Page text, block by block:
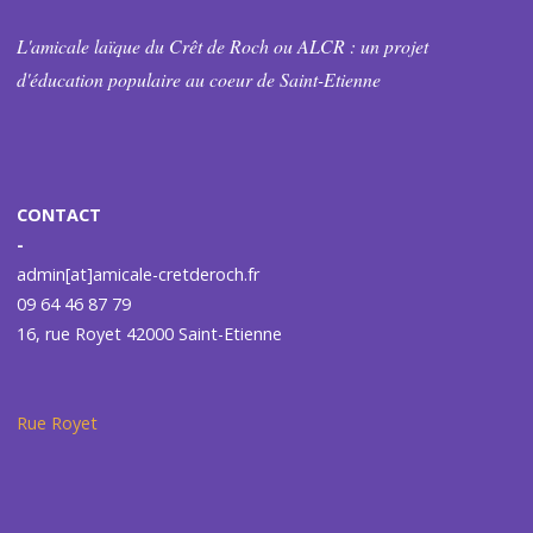
L'amicale laïque du Crêt de Roch ou ALCR : un projet
d'éducation populaire au coeur de Saint-Etienne
CONTACT
-
admin[at]amicale-cretderoch.fr
09 64 46 87 79
16, rue Royet 42000 Saint-Etienne
Rue Royet